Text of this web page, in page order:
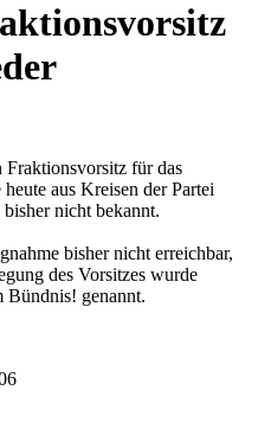
für das
aus Kreisen der Partei
nicht bekannt.
bisher nicht erreichbar,
des Vorsitzes wurde
Bündnis! genannt.